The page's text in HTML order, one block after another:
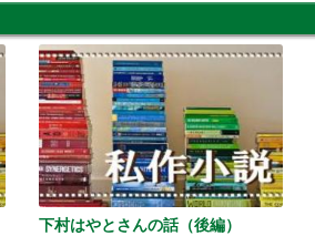
下村はやとさんの話（後編）